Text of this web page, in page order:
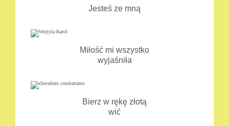
Jesteś ze mną
Miłość mi wszystko
wyjaśniła
Bierz w rękę złotą
wić